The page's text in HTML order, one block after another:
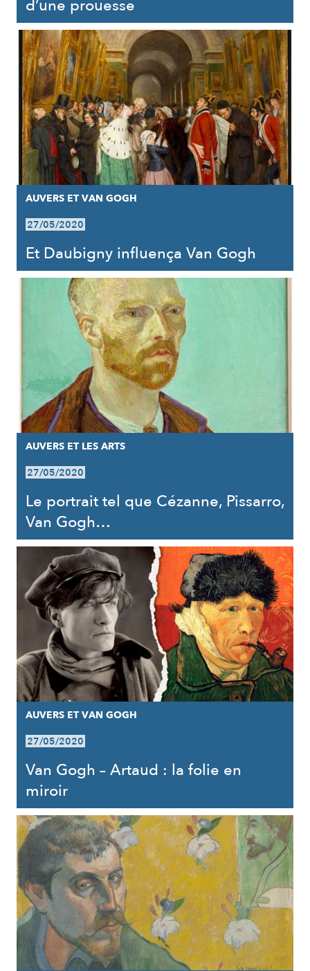
d’une prouesse
AUVERS ET VAN GOGH
27/05/2020
Et Daubigny influença Van Gogh
AUVERS ET LES ARTS
27/05/2020
Le portrait tel que Cézanne, Pissarro,
Van Gogh…
AUVERS ET VAN GOGH
27/05/2020
Van Gogh – Artaud : la folie en
miroir